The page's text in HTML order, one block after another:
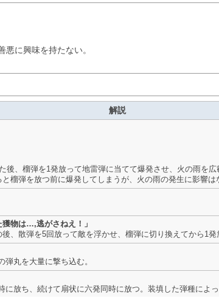
に興味を持たない。
解説
後、榴弾を1発放って地雷弾に当てて爆発させ、火の雨を広
榴弾を放つ前に爆発してしまうが、火の雨の発生に影響は
獲物は…,逃がさねえ！」
、散弾を5回放って敵を浮かせ、榴弾に切り換えてから1発
丸を大量に撃ち込む。
放ち、続けて扇状に六発同時に放つ。装填した弾種によっ